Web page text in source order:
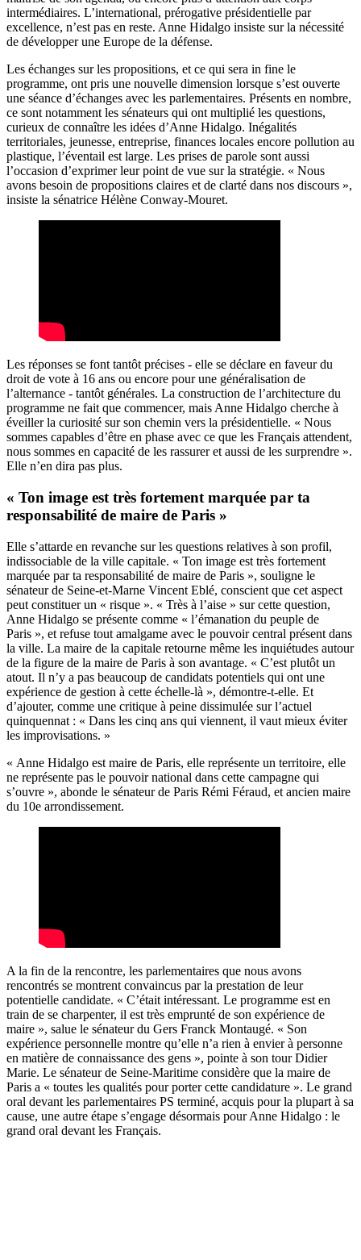
intermédiaires. L’international, prérogative présidentielle par
excellence, n’est pas en reste. Anne Hidalgo insiste sur la nécessité
de développer une Europe de la défense.
Les échanges sur les propositions, et ce qui sera in fine le
programme, ont pris une nouvelle dimension lorsque s’est ouverte
une séance d’échanges avec les parlementaires. Présents en nombre,
ce sont notamment les sénateurs qui ont multiplié les questions,
curieux de connaître les idées d’Anne Hidalgo. Inégalités
territoriales, jeunesse, entreprise, finances locales encore pollution au
plastique, l’éventail est large. Les prises de parole sont aussi
l’occasion d’exprimer leur point de vue sur la stratégie. « Nous
avons besoin de propositions claires et de clarté dans nos discours »,
insiste la sénatrice Hélène Conway-Mouret.
Les réponses se font tantôt précises - elle se déclare en faveur du
droit de vote à 16 ans ou encore pour une généralisation de
l’alternance - tantôt générales. La construction de l’architecture du
programme ne fait que commencer, mais Anne Hidalgo cherche à
éveiller la curiosité sur son chemin vers la présidentielle. « Nous
sommes capables d’être en phase avec ce que les Français attendent,
nous sommes en capacité de les rassurer et aussi de les surprendre ».
Elle n’en dira pas plus.
« Ton image est très fortement marquée par ta
responsabilité de maire de Paris »
Elle s’attarde en revanche sur les questions relatives à son profil,
indissociable de la ville capitale. « Ton image est très fortement
marquée par ta responsabilité de maire de Paris », souligne le
sénateur de Seine-et-Marne Vincent Eblé, conscient que cet aspect
peut constituer un « risque ». « Très à l’aise » sur cette question,
Anne Hidalgo se présente comme « l’émanation du peuple de
Paris », et refuse tout amalgame avec le pouvoir central présent dans
la ville. La maire de la capitale retourne même les inquiétudes autour
de la figure de la maire de Paris à son avantage. « C’est plutôt un
atout. Il n’y a pas beaucoup de candidats potentiels qui ont une
expérience de gestion à cette échelle-là », démontre-t-elle. Et
d’ajouter, comme une critique à peine dissimulée sur l’actuel
quinquennat : « Dans les cinq ans qui viennent, il vaut mieux éviter
les improvisations. »
« Anne Hidalgo est maire de Paris, elle représente un territoire, elle
ne représente pas le pouvoir national dans cette campagne qui
s’ouvre », abonde le sénateur de Paris Rémi Féraud, et ancien maire
du 10e arrondissement.
A la fin de la rencontre, les parlementaires que nous avons
rencontrés se montrent convaincus par la prestation de leur
potentielle candidate. « C’était intéressant. Le programme est en
train de se charpenter, il est très emprunté de son expérience de
maire », salue le sénateur du Gers Franck Montaugé. « Son
expérience personnelle montre qu’elle n’a rien à envier à personne
en matière de connaissance des gens », pointe à son tour Didier
Marie. Le sénateur de Seine-Maritime considère que la maire de
Paris a « toutes les qualités pour porter cette candidature ». Le grand
oral devant les parlementaires PS terminé, acquis pour la plupart à sa
cause, une autre étape s’engage désormais pour Anne Hidalgo : le
grand oral devant les Français.